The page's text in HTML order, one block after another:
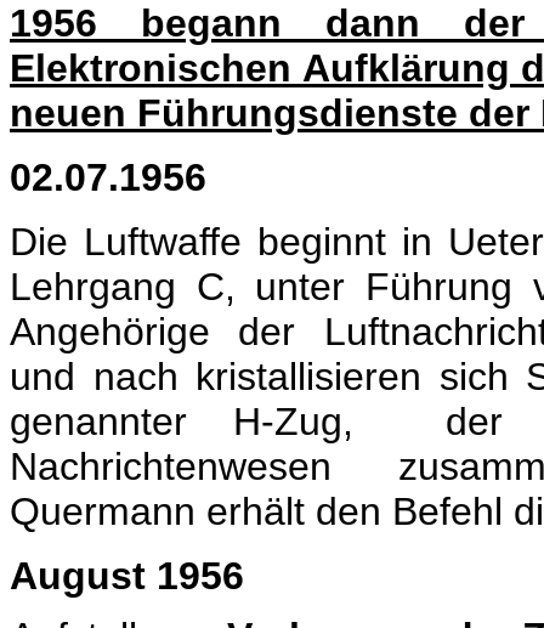
1956 begann dann
Elektronischen Aufklärung
neuen Führungsdienste
02.07.1956
Die Luftwaffe beginnt in
Lehrgang C, unter Führung
Angehörige der
und nach kristallisieren sich
genannter H-Zug, der
Nachrichtenwesen
Quermann erhält den Befehl
August 1956